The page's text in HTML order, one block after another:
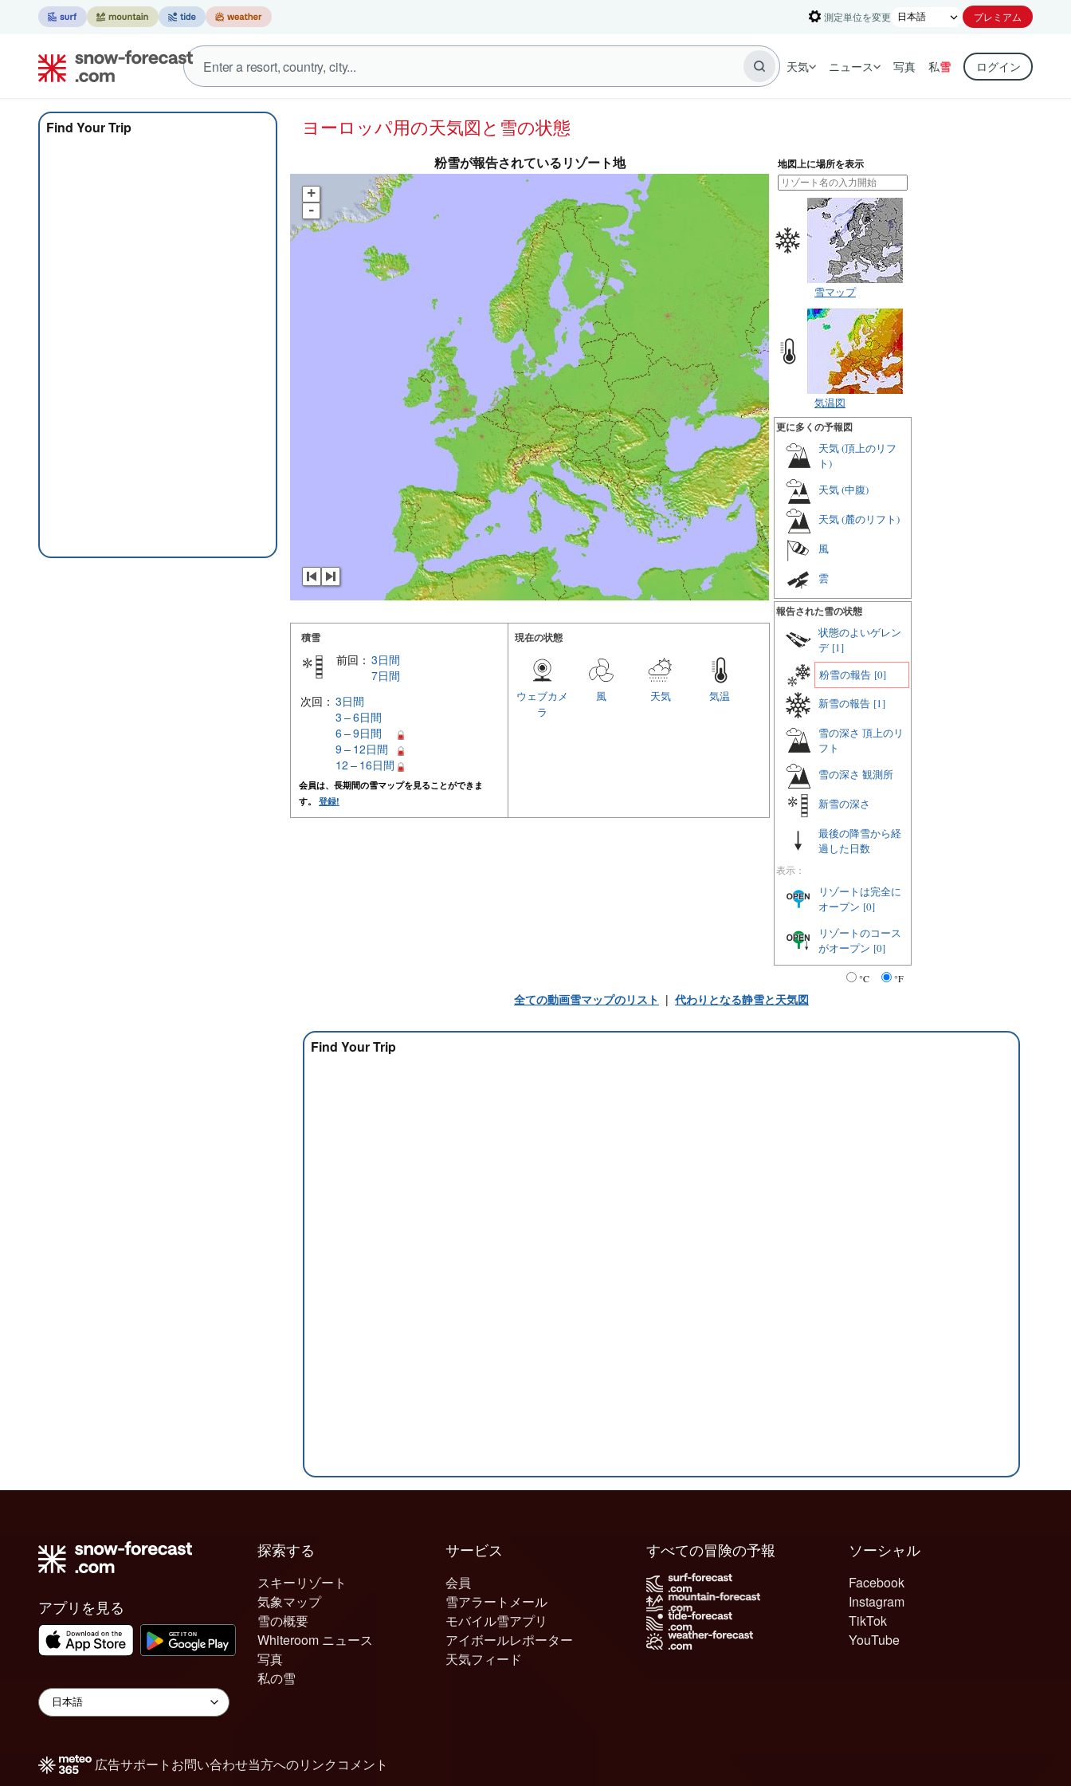
測定単位を変更 プレミアム
天気 ニュース 写真 私雪 ログイン
Find Your Trip ヨーロッパ用の天気図と雪の状態
粉雪が報告されているリゾート地
+
-
積雪
前回： 3日間
7日間
次回： 3日間
3 – 6日間
6 – 9日間
9 – 12日間
12 – 16日間
会員は、長期間の雪マップを見ることができま
す。 登録!
現在の状態
気温
天気
風
ウェブカメ
ラ
地図上に場所を表示
雪マップ
気温図
更に多くの予報図
天気 (頂上のリフ
ト)
天気 (中腹)
天気 (麓のリフト)
風
雲
報告された雪の状態
状態のよいゲレン
デ [1]
粉雪の報告 [0]
新雪の報告 [1]
雪の深さ 頂上のリ
フト
雪の深さ 観測所
新雪の深さ
最後の降雪から経
過した日数
表示：
リゾートは完全に
オープン [0]
リゾートのコース
がオープン [0]
°C °F
全ての動画雪マップのリスト | 代わりとなる静雪と天気図
Find Your Trip
アプリを見る
探索する
スキーリゾート
気象マップ
雪の概要
Whiteroom ニュース
写真
私の雪
サービス
会員
雪アラートメール
モバイル雪アプリ
アイボールレポーター
天気フィード
ソーシャル
Facebook
Instagram
TikTok
YouTube
すべての冒険の予報
広告サポート お問い合わせ当方へのリンク コメント